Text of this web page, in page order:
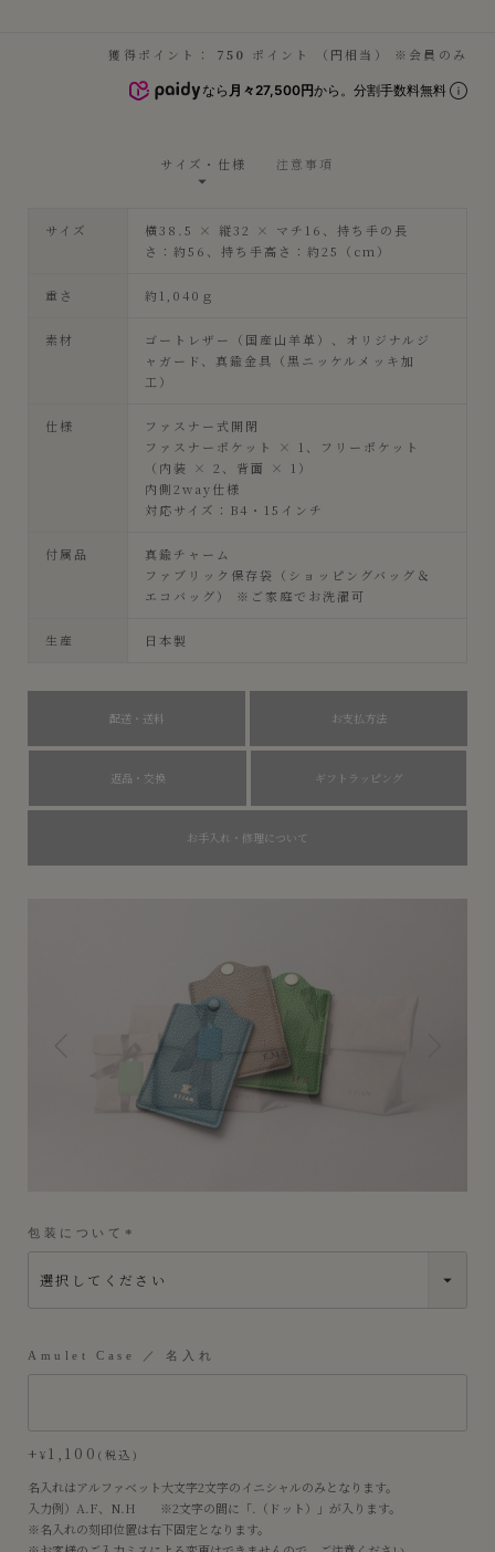
獲得ポイント： 750 ポイント （円相当） ※会員のみ
なら 月々27,500円から。分割手数料無料
サイズ・仕様 注意事項
サイズ
横38.5 × 縦32 × マチ16、持ち手の長
さ：約56、持ち手高さ：約25（cm）
重さ 約1,040ｇ
素材
ゴートレザー（国産山羊革）、オリジナルジ
ャガード、真鍮金具（黒ニッケルメッキ加
工）
仕様
ファスナー式開閉
ファスナーポケット × 1、フリーポケット
（内装 × 2、背面 × 1）
内側2way仕様
対応サイズ：B4・15インチ
付属品
真鍮チャーム
ファブリック保存袋（ショッピングバッグ＆
エコバッグ） ※ご家庭でお洗濯可
生産 日本製
配送・送料 お支払方法
返品・交換 ギフトラッピング
お手入れ・修理について
包装について
(
須
Amulet Case ／ 名入れ
+ ¥ 1,100 税込
名入れはアルファベット大文字2文字のイニシャルのみとなります。
入力例）A.F、N.H ※2文字の間に「.（ドット）」が入ります。
※名入れの刻印位置は右下固定となります。